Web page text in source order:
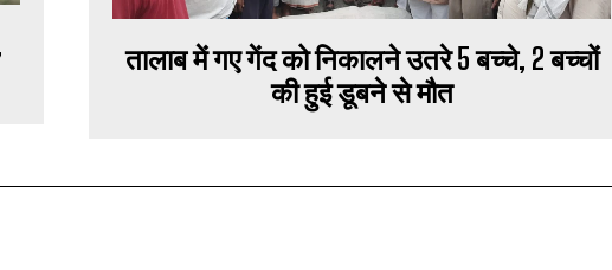
तालाब में गए गेंद को निकालने उतरे 5 बच्चे, 2 बच्चों
की हुई डूबने से मौत